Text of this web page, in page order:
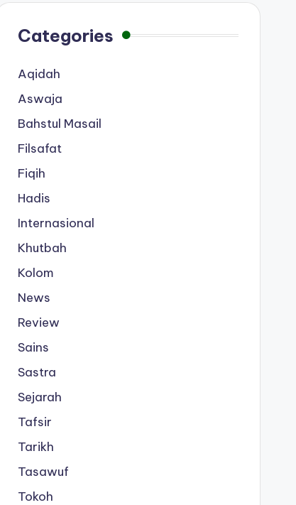
Categories
Aqidah
Aswaja
Bahstul Masail
Filsafat
Fiqih
Hadis
Internasional
Khutbah
Kolom
News
Review
Sains
Sastra
Sejarah
Tafsir
Tarikh
Tasawuf
Tokoh